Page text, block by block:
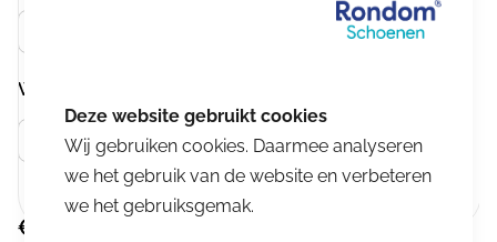
Wijdtemaat
€
Wij gebruiken cookies. Daarmee analyseren
we het gebruik van de website en verbeteren
we het gebruiksgemak.